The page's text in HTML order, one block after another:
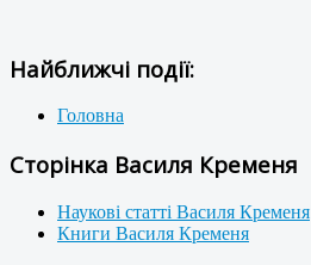
Найближчі події:
Головна
Сторінка Василя Кременя
Наукові статті Василя Кременя
Книги Василя Кременя